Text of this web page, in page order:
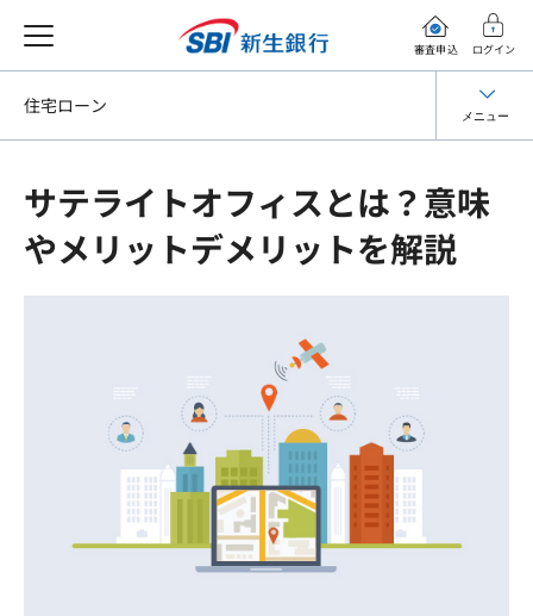
審査申込 ログイン
サテライトオフィスとは？意味
やメリットデメリットを解説
住宅ローン メニュー